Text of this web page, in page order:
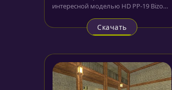
интересной моделью HD PP-19 Bizon
Скачать